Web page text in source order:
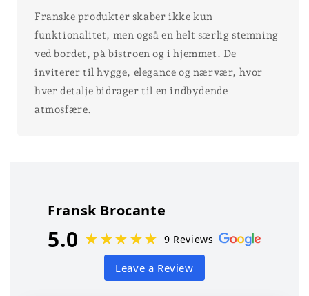
Franske produkter skaber ikke kun
funktionalitet, men også en helt særlig stemning
ved bordet, på bistroen og i hjemmet. De
inviterer til hygge, elegance og nærvær, hvor
hver detalje bidrager til en indbydende
atmosfære.